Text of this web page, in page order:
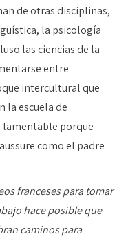
de otras disciplinas,
la psicología
las ciencias de la
entre
intercultural que
la escuela de
lamentable porque
como el padre
franceses para tomar
hace posible que
caminos para